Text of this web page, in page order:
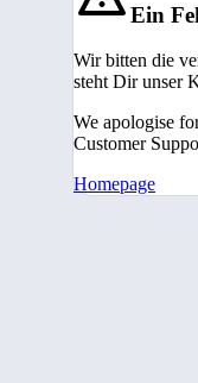
Ein
Wir bitten die
steht Dir unser
We apologise
Customer
Homepage